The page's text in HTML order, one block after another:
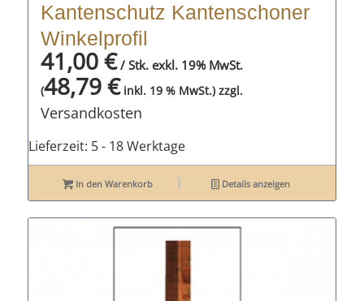
Kantenschutz Kantenschoner
Winkelprofil
41,00€/ Stk. exkl. 19% MwSt.
(48,79€inkl. 19 % MwSt.) zzgl.
Versandkosten
Lieferzeit: 5 - 18 Werktage
In den Warenkorb Details anzeigen